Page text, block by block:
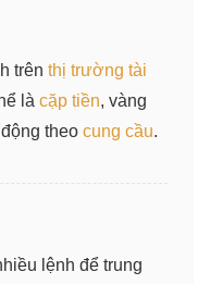
trên thị trường tài
là cặp tiền, vàng
theo cung cầu.
lệnh để trung